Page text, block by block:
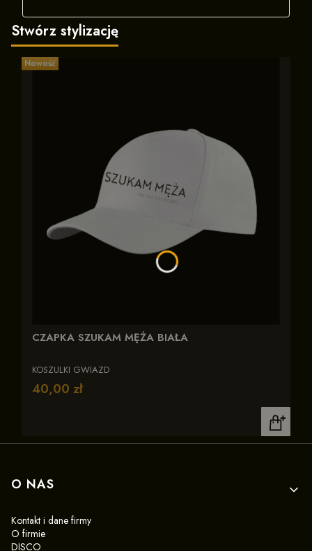
Stwórz stylizację
Nowość
CZAPKA SZUKAM MĘŻA BIAŁA
KOSZULKI GWIAZD
Cena
40,00 zł
Linki w stopce
O NAS
Kontakt i dane firmy
O firmie
DISCO